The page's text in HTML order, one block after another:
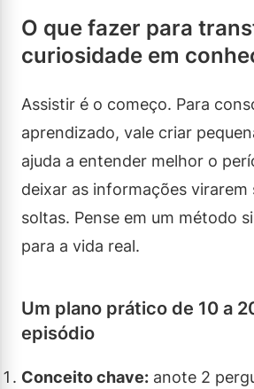
O que fazer para
curiosidade em
Assistir é o começo. Para
aprendizado, vale criar
ajuda a entender melhor o
deixar as informações virarem
soltas. Pense em um método
para a vida real.
Um plano prático de 10 a
episódio
Conceito chave: anote 2